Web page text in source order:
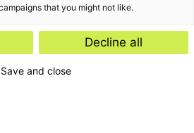
that you might not like.
Decline all
Save and close